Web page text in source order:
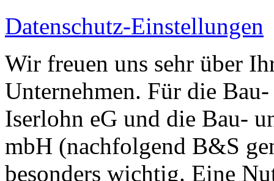
Datenschutz-Einstellungen
Wir freuen uns sehr über
Unternehmen. Für die
Iserlohn eG und die Bau-
mbH (nachfolgend B&S
besonders wichtig. Eine